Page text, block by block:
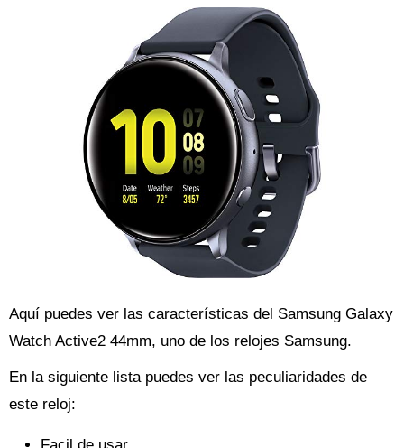
Aquí puedes ver las características del Samsung Galaxy
Watch Active2 44mm, uno de los relojes Samsung.
En la siguiente lista puedes ver las peculiaridades de
este reloj: